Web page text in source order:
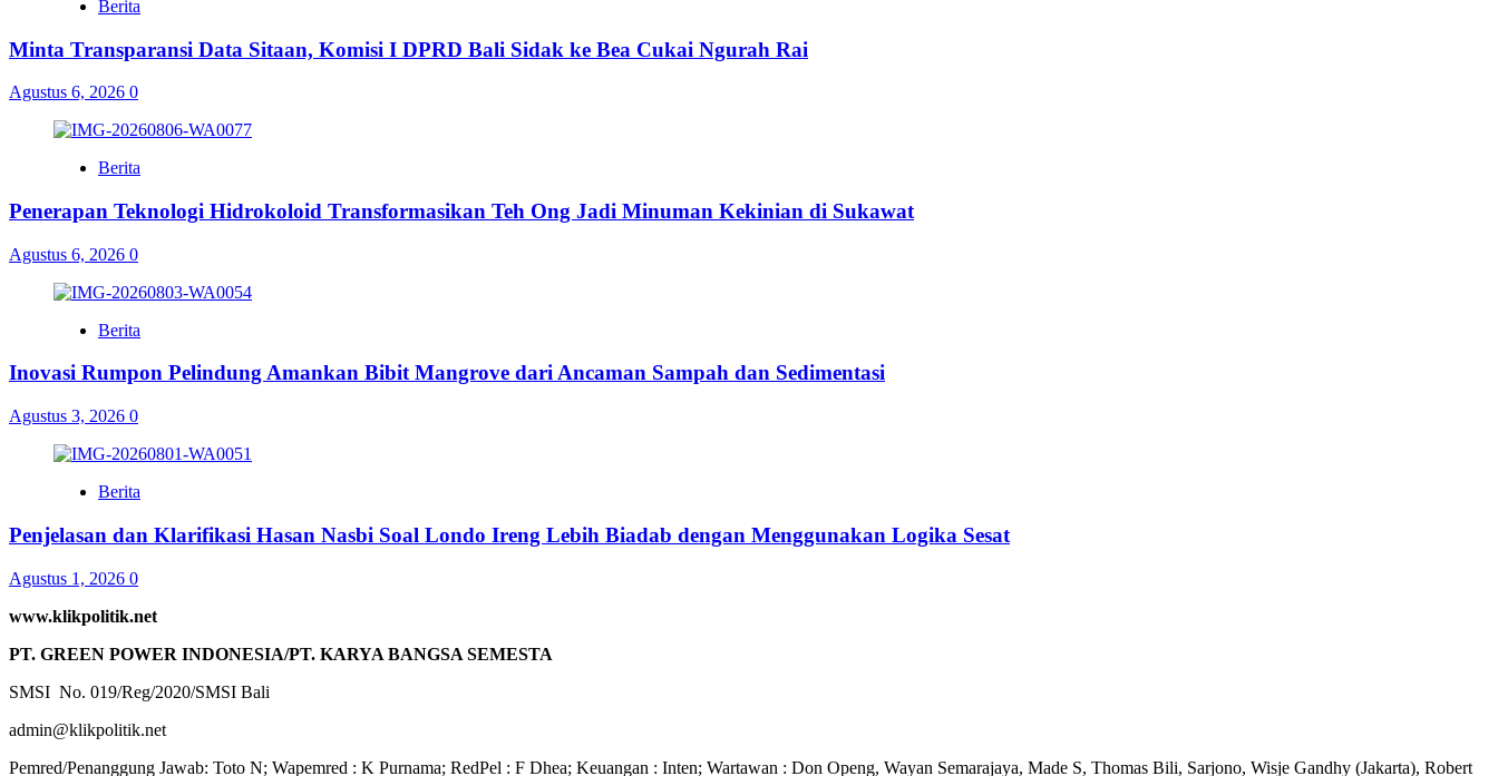
Berita
Minta Transparansi Data Sitaan, Komisi I DPRD Bali Sidak ke Bea Cukai Ngurah Rai
Agustus 6, 2026 0
Berita
Penerapan Teknologi Hidrokoloid Transformasikan Teh Ong Jadi Minuman Kekinian di Sukawat
Agustus 6, 2026 0
Berita
Inovasi Rumpon Pelindung Amankan Bibit Mangrove dari Ancaman Sampah dan Sedimentasi
Agustus 3, 2026 0
Berita
Penjelasan dan Klarifikasi Hasan Nasbi Soal Londo Ireng Lebih Biadab dengan Menggunakan Logika Sesat
Agustus 1, 2026 0
www.klikpolitik.net
PT. GREEN POWER INDONESIA/PT. KARYA BANGSA SEMESTA
SMSI No. 019/Reg/2020/SMSI Bali
admin@klikpolitik.net
Pemred/Penanggung Jawab: Toto N; Wapemred : K Purnama; RedPel : F Dhea; Keuangan : Inten; Wartawan : Don Openg, Wayan Semarajaya, Made S, Thomas Bili, Sarjono, Wisje Gandhy (Jakarta), Robert